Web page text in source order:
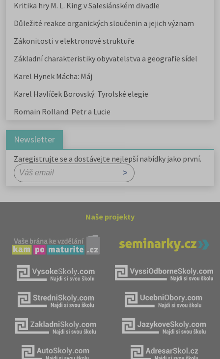
Kritika hry M. L. King v Salesiánském divadle
Důležité reakce organických sloučenin a jejich význam
Zákonitosti v elektronové struktuře
Základní charakteristiky obyvatelstva a geografie sídel
Karel Hynek Mácha: Máj
Karel Havlíček Borovský: Tyrolské elegie
Romain Rolland: Petr a Lucie
Newsletter
Zaregistrujte se a dostávejte nejlepší nabídky jako první.
Naše projekty